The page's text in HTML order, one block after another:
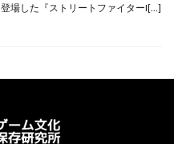
登場した『ストリートファイターI[…]